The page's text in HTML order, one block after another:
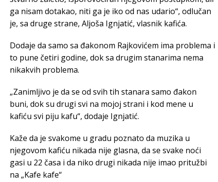
ga nisam dotakao, niti ga je iko od nas udario“, odlučan
je, sa druge strane, Aljoša Ignjatić, vlasnik kafića.
Dodaje da samo sa đakonom Rajkovićem ima problema i
to pune četiri godine, dok sa drugim stanarima nema
nikakvih problema.
„Zanimljivo je da se od svih tih stanara samo đakon
buni, dok su drugi svi na mojoj strani i kod mene u
kafiću svi piju kafu“, dodaje Ignjatić.
Kaže da je svakome u gradu poznato da muzika u
njegovom kafiću nikada nije glasna, da se svake noći
gasi u 22 časa i da niko drugi nikada nije imao pritužbi
na „Kafe kafe“